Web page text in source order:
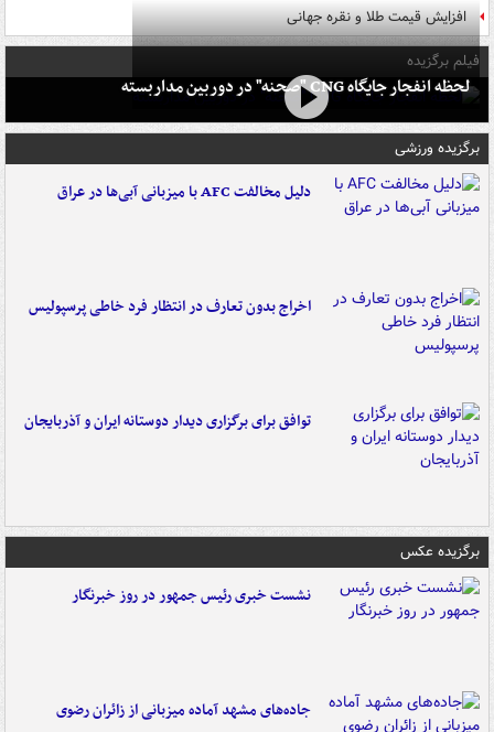
افزایش قیمت طلا و نقره جهانی
فیلم برگزیده
لحظه انفجار جایگاه CNG "صحنه" در دوربین مداربسته
برگزیده ورزشی
دلیل مخالفت AFC با میزبانی آبی‌ها در عراق
اخراج بدون تعارف در انتظار فرد خاطی پرسپولیس
توافق برای برگزاری دیدار دوستانه ایران و آذربایجان
برگزیده عکس
نشست خبری رئیس جمهور در روز خبرنگار
جاده‌های مشهد آماده میزبانی از زائران رضوی